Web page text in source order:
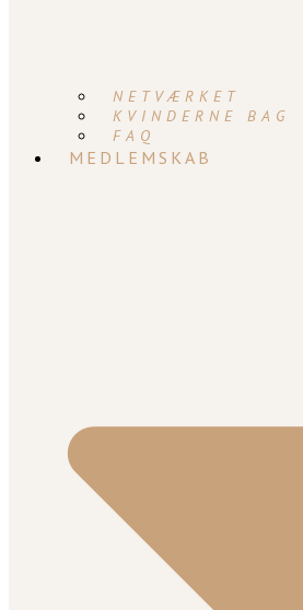
NETVÆRKET
KVINDERNE BAG
FAQ
MEDLEMSKAB